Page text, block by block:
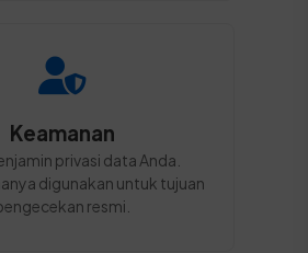
Keamanan
privasi data Anda.
digunakan untuk tujuan
resmi.